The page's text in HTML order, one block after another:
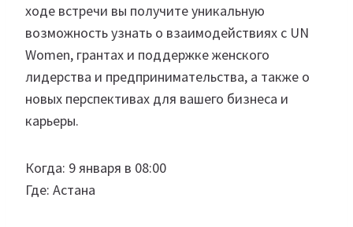
ходе встречи вы получите уникальную
возможность узнать о взаимодействиях с UN
Women, грантах и поддержке женского
лидерства и предпринимательства, а также о
новых перспективах для вашего бизнеса и
карьеры.
Когда: 9 января в 08:00
Где: Астана